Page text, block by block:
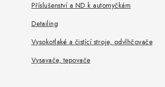
Příslušenství a ND k automyčkám
Detailing
Vysokotlaké a čistící stroje, odvlhčovače
Vysavače, tepovače